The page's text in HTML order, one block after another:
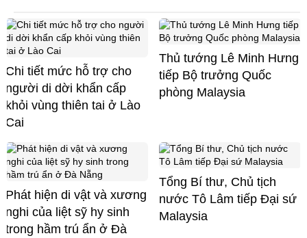
Chi tiết mức hỗ trợ cho
người di dời khẩn cấp
khỏi vùng thiên tai ở Lào
Cai
Thủ tướng Lê Minh Hưng
tiếp Bộ trưởng Quốc
phòng Malaysia
Phát hiện di vật và xương
nghi của liệt sỹ hy sinh
trong hầm trú ẩn ở Đà
Tổng Bí thư, Chủ tịch
nước Tô Lâm tiếp Đại sứ
Malaysia